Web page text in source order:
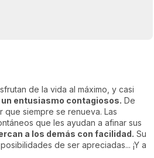
de la vida al máximo, y casi
entusiasmo contagiosos. De
siempre se renueva. Las
que les ayudan a afinar sus
a los demás con facilidad. Su
de ser apreciadas... ¡Y a